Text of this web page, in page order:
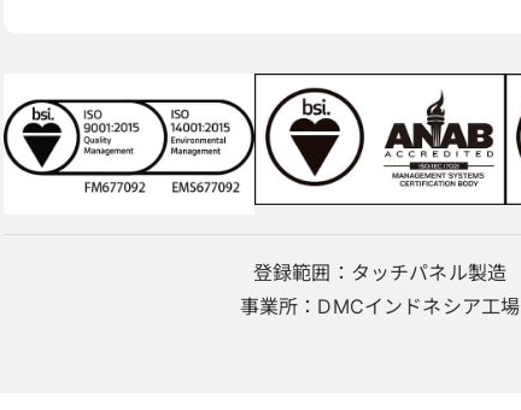
登録範囲：タッチパネル製造
事業所：DMCインドネシア工場